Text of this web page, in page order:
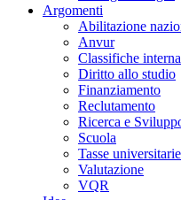
Argomenti
Abilitazione
Anvur
Classifiche
Diritto allo studio
Finanziamento
Reclutamento
Ricerca e
Scuola
Tasse universitarie
Valutazione
VQR